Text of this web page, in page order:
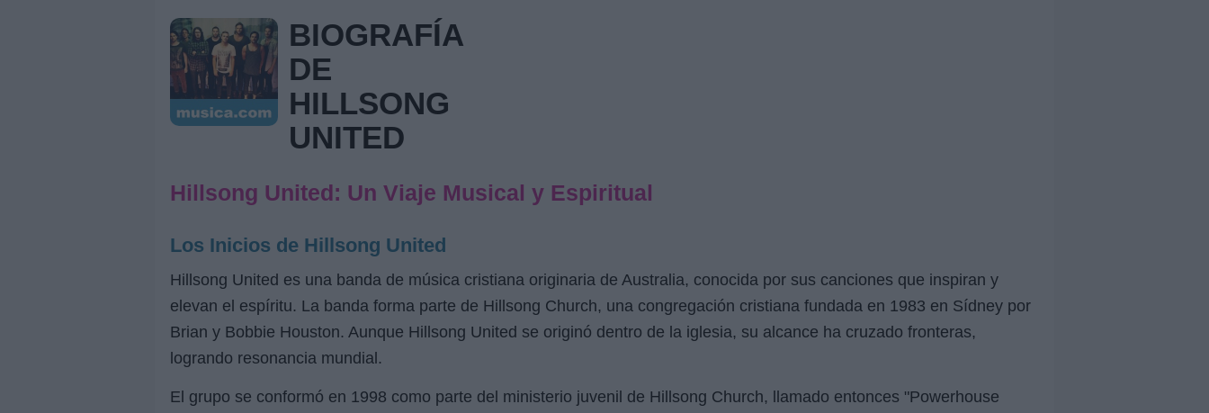
BIOGRAFÍA
DE
HILLSONG
UNITED
Hillsong United: Un Viaje Musical y Espiritual
Los Inicios de Hillsong United
Hillsong United es una banda de música cristiana originaria de Australia, conocida por sus canciones que inspiran y
elevan el espíritu. La banda forma parte de Hillsong Church, una congregación cristiana fundada en 1983 en Sídney por
Brian y Bobbie Houston. Aunque Hillsong United se originó dentro de la iglesia, su alcance ha cruzado fronteras,
logrando resonancia mundial.
El grupo se conformó en 1998 como parte del ministerio juvenil de Hillsong Church, llamado entonces "Powerhouse